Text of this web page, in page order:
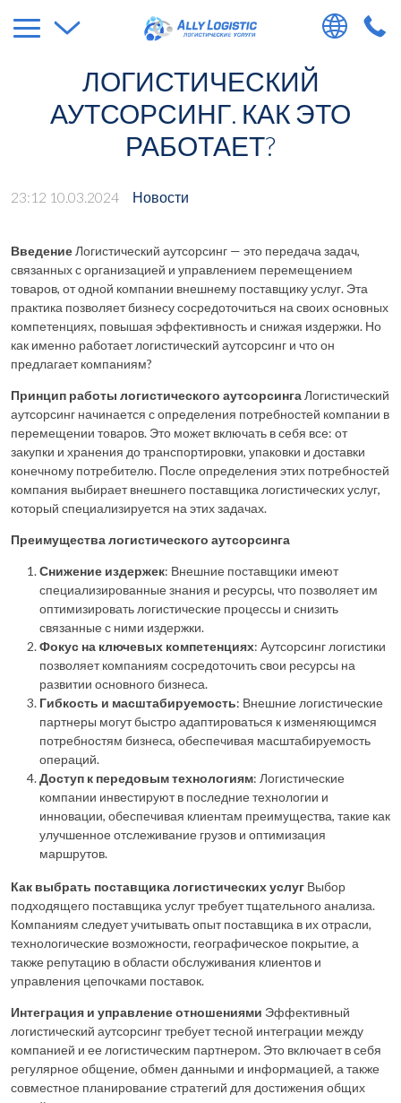
ЛОГИСТИЧЕСКИЙ
АУТСОРСИНГ. КАК ЭТО
РАБОТАЕТ?
23:12 10.03.2024 Новости
Введение Логистический аутсорсинг — это передача задач,
связанных с организацией и управлением перемещением
товаров, от одной компании внешнему поставщику услуг. Эта
практика позволяет бизнесу сосредоточиться на своих основных
компетенциях, повышая эффективность и снижая издержки. Но
как именно работает логистический аутсорсинг и что он
предлагает компаниям?
Принцип работы логистического аутсорсинга Логистический
аутсорсинг начинается с определения потребностей компании в
перемещении товаров. Это может включать в себя все: от
закупки и хранения до транспортировки, упаковки и доставки
конечному потребителю. После определения этих потребностей
компания выбирает внешнего поставщика логистических услуг,
который специализируется на этих задачах.
Преимущества логистического аутсорсинга
Снижение издержек: Внешние поставщики имеют
специализированные знания и ресурсы, что позволяет им
оптимизировать логистические процессы и снизить
связанные с ними издержки.
Фокус на ключевых компетенциях: Аутсорсинг логистики
позволяет компаниям сосредоточить свои ресурсы на
развитии основного бизнеса.
Гибкость и масштабируемость: Внешние логистические
партнеры могут быстро адаптироваться к изменяющимся
потребностям бизнеса, обеспечивая масштабируемость
операций.
Доступ к передовым технологиям: Логистические
компании инвестируют в последние технологии и
инновации, обеспечивая клиентам преимущества, такие как
улучшенное отслеживание грузов и оптимизация
маршрутов.
Как выбрать поставщика логистических услуг Выбор
подходящего поставщика услуг требует тщательного анализа.
Компаниям следует учитывать опыт поставщика в их отрасли,
технологические возможности, географическое покрытие, а
также репутацию в области обслуживания клиентов и
управления цепочками поставок.
Интеграция и управление отношениями Эффективный
логистический аутсорсинг требует тесной интеграции между
компанией и ее логистическим партнером. Это включает в себя
регулярное общение, обмен данными и информацией, а также
совместное планирование стратегий для достижения общих